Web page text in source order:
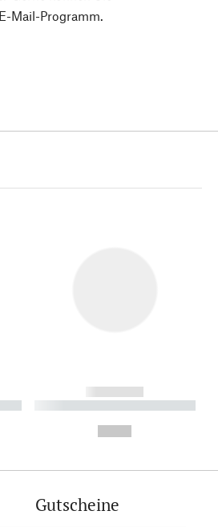
Mail-Programm.
------------
----------- ----------- ----------
Gutscheine